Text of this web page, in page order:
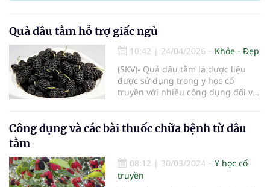
Quả dâu tằm hỗ trợ giấc ngủ
10:42 | 24/04/2026
Khỏe - Đẹp
(SKV)- Quả dâu tằm là dược liệu
được sử dụng trong y học cổ
truyền với nhiều công dụng đối với
trong dâu tằm có thể hỗ trợ cải
thiện chất lượng giấc ngủ, vì vậy
biện pháp hỗ trợ tự nhiên.
Công dụng và các bài thuốc chữa bệnh từ dâu
tằm
08:12 | 30/03/2024
Y học cổ
truyền